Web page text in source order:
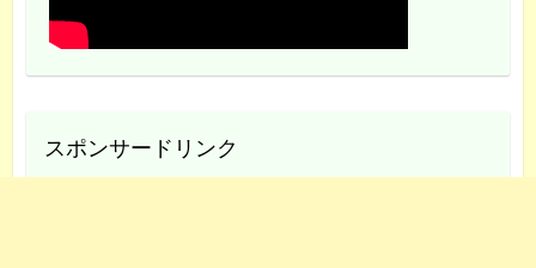
スポンサードリンク